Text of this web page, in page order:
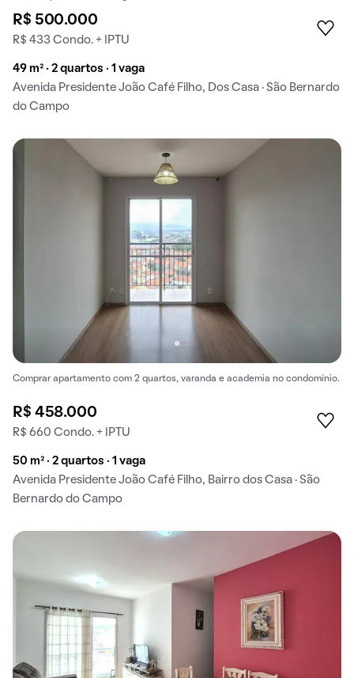
R$ 500.000
R$ 433 Condo. + IPTU
49 m² · 2 quartos · 1 vaga
Avenida Presidente João Café Filho, Dos Casa · São Bernardo
do Campo
Comprar apartamento com 2 quartos, varanda e academia no condomínio.
R$ 458.000
R$ 660 Condo. + IPTU
50 m² · 2 quartos · 1 vaga
Avenida Presidente João Café Filho, Bairro dos Casa · São
Bernardo do Campo